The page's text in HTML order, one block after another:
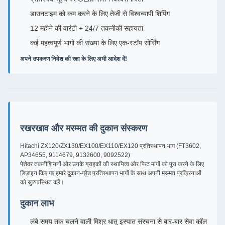
डाउनटाइम को कम करने के लिए तेजी से विश्वव्यापी शिपिंग
12 महीने की वारंटी + 24/7 तकनीकी सहायता
कई महत्वपूर्ण भागों की संख्या के लिए एक-स्टॉप सोर्सिंग
अपने उपकरण निवेश की रक्षा के लिए अभी आदेश दें!
रखरखाव और मरम्मत की दुकान संस्करण
Hitachi ZX120/ZX130/EX100/EX110/EX120 प्रतिस्थापन भाग (FT3602,
AP34655, 9114679, 9132600, 9092522)
पेशेवर तकनीशियनों और उनके ग्राहकों की स्थायित्व और फिट मांगों को पूरा करने के लिए
डिज़ाइन किए गए हमारे दुकान-ग्रेड प्रतिस्थापन भागों के साथ अपनी मरम्मत प्रक्रियाओं
को सुव्यवस्थित करें।
दुकान लाभ
लंबे समय तक चलने वाली मिश्र धातु इस्पात संरचना से बार-बार सेवा कॉल